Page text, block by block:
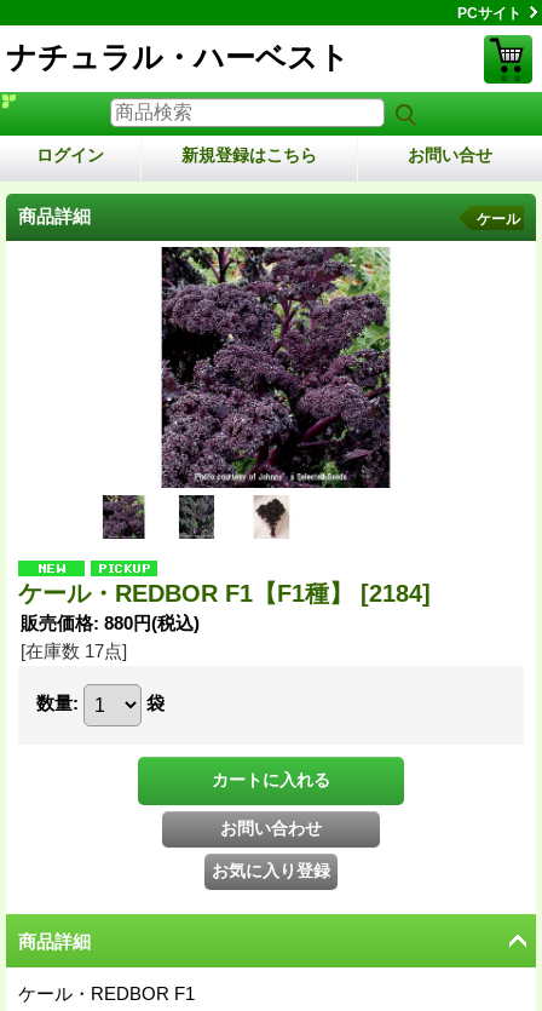
PCサイト
ナチュラル・ハーベスト
ログイン 新規登録はこちら お問い合せ
商品詳細 ケール
ケール・REDBOR F1【F1種】 [2184]
販売価格: 880円(税込)
[在庫数 17点]
数量: 袋
商品詳細
ケール・REDBOR F1